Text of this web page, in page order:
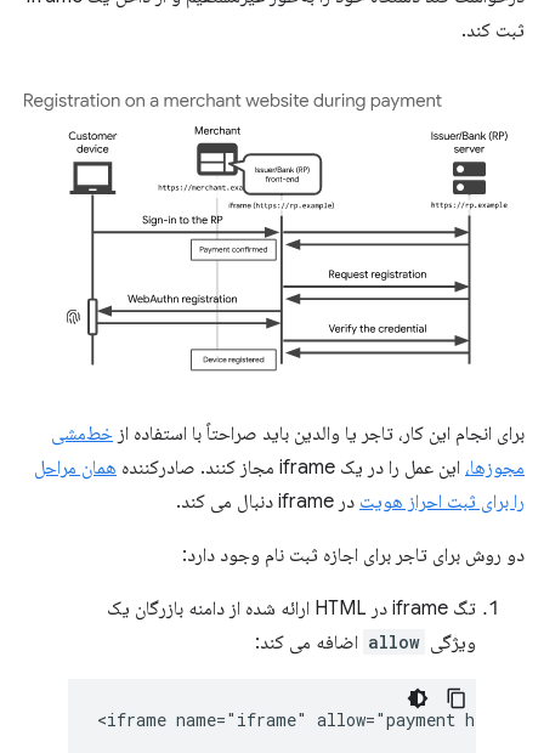
ثبت کند.
برای انجام این کار، تاجر یا والدین باید صراحتاً با استفاده از خط‌مشی
مجوزها، این عمل را در یک iframe مجاز کنند. صادرکننده
همان مراحل
را برای ثبت احراز هویت در iframe دنبال می کند.
دو روش برای تاجر برای اجازه ثبت نام وجود دارد:
تگ iframe در HTML ارائه شده از دامنه بازرگان یک
ویژگی allow اضافه می کند: